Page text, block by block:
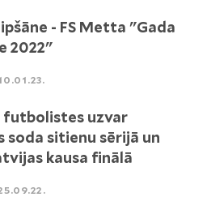
- FS Metta "Gada
2022"
futbolistes uzvar
soda sitienu sērijā un
kausa finālā